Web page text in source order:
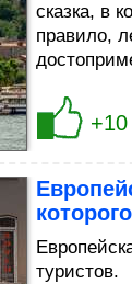
сказка, в
правило,
+10
туристов.